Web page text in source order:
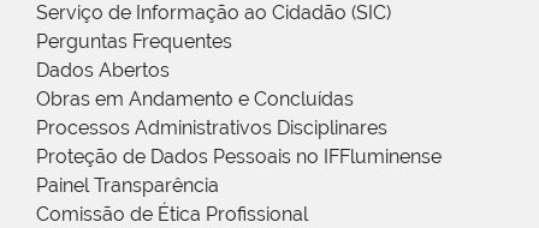
Serviço de Informação ao Cidadão (SIC)
Perguntas Frequentes
Dados Abertos
Obras em Andamento e Concluídas
Processos Administrativos Disciplinares
Proteção de Dados Pessoais no IFFluminense
Painel Transparência
Comissão de Ética Profissional